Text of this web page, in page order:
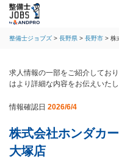
整備士ジョブズ 長野県 長野市 株
求人情報の一部をご紹介してお
はより詳細な内容をお伝えいたし
情報確認日 2026/6/4
株式会社ホンダカ
大塚店